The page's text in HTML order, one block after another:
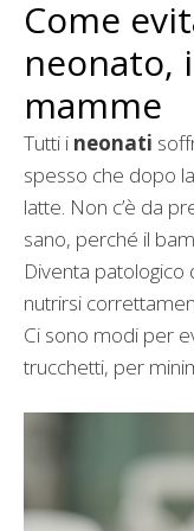
Come
neonato,
mamme
Tutti i neonati
spesso che dopo
latte. Non c’è da
sano, perché il
Diventa
nutrirsi
Ci sono modi per
trucchetti, per